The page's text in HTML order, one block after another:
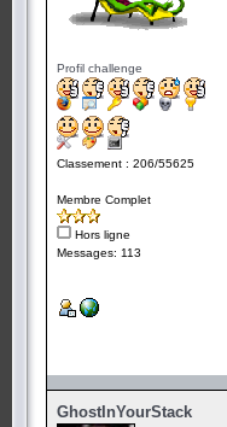
Profil challenge
Classement : 206/55625
Membre Complet
Hors ligne
Messages: 113
GhostInYourStack